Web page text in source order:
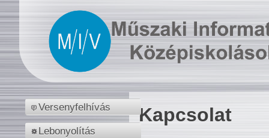
Versenyfelhívás
Lebonyolítás
Kapcsolat